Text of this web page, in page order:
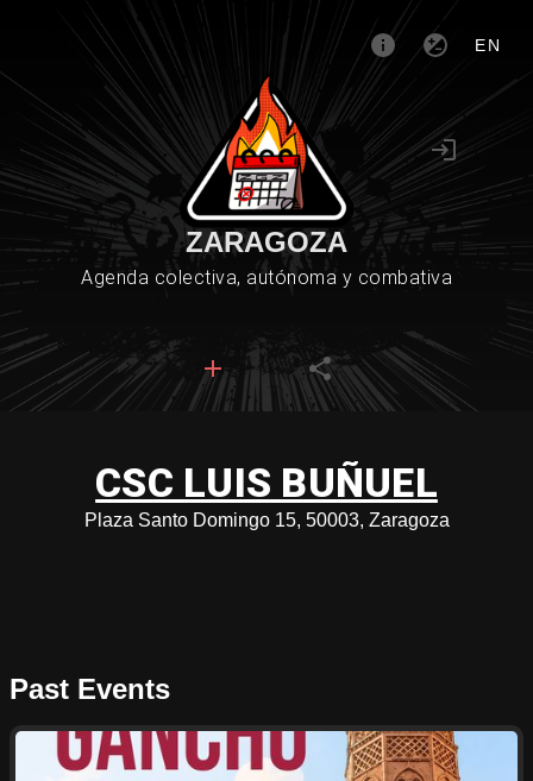
EN
ZARAGOZA
Agenda colectiva, autónoma y combativa
CSC LUIS BUÑUEL
Plaza Santo Domingo 15, 50003, Zaragoza
Past Events